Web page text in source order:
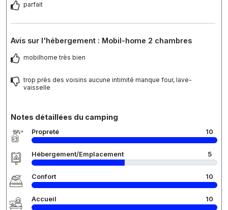
parfait
Avis sur l'hébergement : Mobil-home 2 chambres
mobilhome très bien
trop près des voisins aucune intimité manque four, lave-
vaisselle
Notes détaillées du camping
Propreté 10
Hébergement/Emplacement 5
Confort 10
Accueil 10